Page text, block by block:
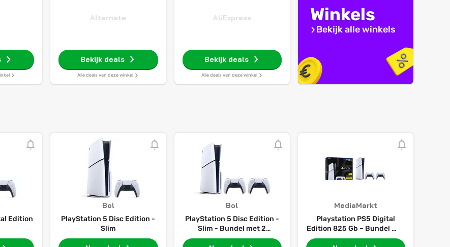
Alternate
Bekijk deals
Alle deals van deze winkel
AliExpress
Bekijk deals
Alle deals van deze winkel
Winkels
Bekijk alle winkels
Edition
Bol
PlayStation 5 Disc Edition -
Slim
Bol
PlayStation 5 Disc Edition -
Slim - Bundel met 2
Dualsense Draadloze
MediaMarkt
Playstation PS5 Digital
Edition 825 Gb – Bundel Met
Twee Dualsense Draadloze